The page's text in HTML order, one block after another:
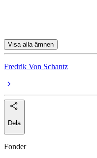
Visa alla ämnen
Fredrik Von Schantz
Dela
Fonder